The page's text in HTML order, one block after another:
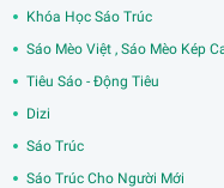
Khóa Học Sáo Trúc
Sáo Mèo Việt , Sáo Mèo Kép
Tiêu Sáo - Động Tiêu
Dizi
Sáo Trúc
Sáo Trúc Cho Người Mới